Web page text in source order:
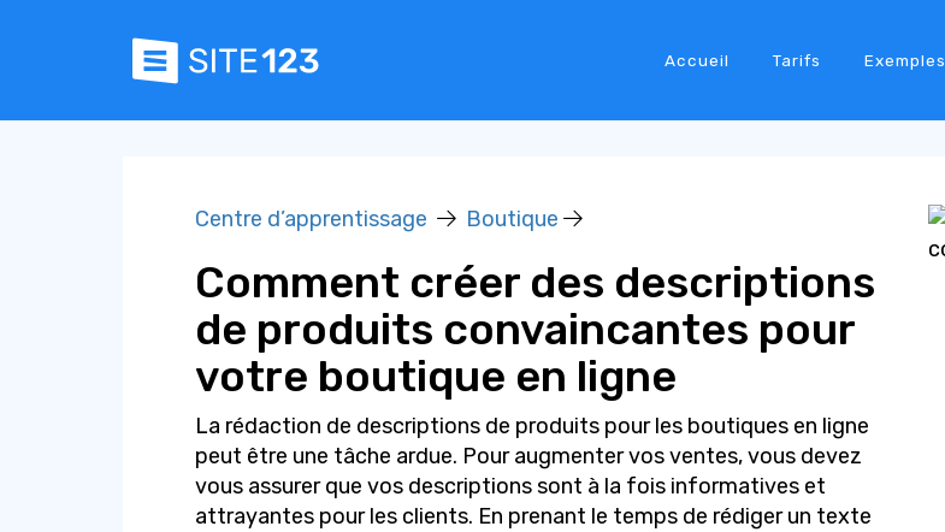
Accueil Tarifs Exemples
Centre d’apprentissage Boutique
Comment créer des descriptions
de produits convaincantes pour
votre boutique en ligne
La rédaction de descriptions de produits pour les boutiques en ligne
peut être une tâche ardue. Pour augmenter vos ventes, vous devez
vous assurer que vos descriptions sont à la fois informatives et
attrayantes pour les clients. En prenant le temps de rédiger un texte